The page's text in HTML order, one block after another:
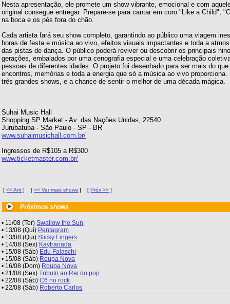
Nesta apresentação, ele promete um show vibrante, emocional e com
original consegue entregar. Prepare-se para cantar em coro "Like a Child",
na boca e os pés fora do chão.
Cada artista fará seu show completo, garantindo ao público uma viagem
horas de festa e música ao vivo, efeitos visuais impactantes e toda a
das pistas de dança. O público poderá reviver ou descobrir os principais
gerações, embalados por uma cenografia especial e uma celebração
pessoas de diferentes idades. O projeto foi desenhado para ser mais do
encontros, memórias e toda a energia que só a música ao vivo
três grandes shows, e a chance de sentir o melhor de uma década mágica.
Suhai Music Hall
Shopping SP Market - Av. das Nações Unidas, 22540
Jurubatuba - São Paulo - SP - BR
www.suhaimusichall.com.br/
Ingressos de R$105 a R$300
www.ticketmaster.com.br/
[<< Ant ] [<< Ver mais shows ] [Próx >> ]
Próximos shows
• 11/08 (Ter)Swallow the Sun
• 13/08 (Qui) Pentagram
• 13/08 (Qui)Sticky Fingers
• 14/08 (Sex) Kaytranada
• 15/08 (Sáb) Edu Falaschi
• 15/08 (Sáb) Roupa Nova
• 16/08 (Dom) Roupa Nova
• 21/08 (Sex)Tributo ao Rei do pop
• 22/08 (Sáb)C6 no rock
• 22/08 (Sáb) Roberto Carlos